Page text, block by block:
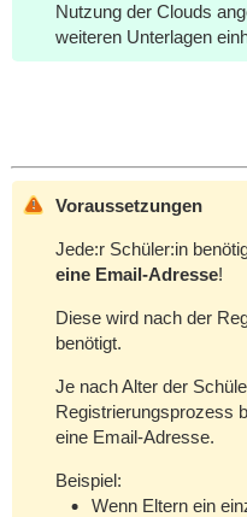
Nutzung der Clouds
weiteren Unterlagen
Voraussetzungen
Jede:r Schüler:in
eine Email-Adresse!
Diese wird nach der
benötigt.
Je nach Alter der
Registrierungsprozess
eine Email-Adresse.
Beispiel:
Wenn Eltern ein